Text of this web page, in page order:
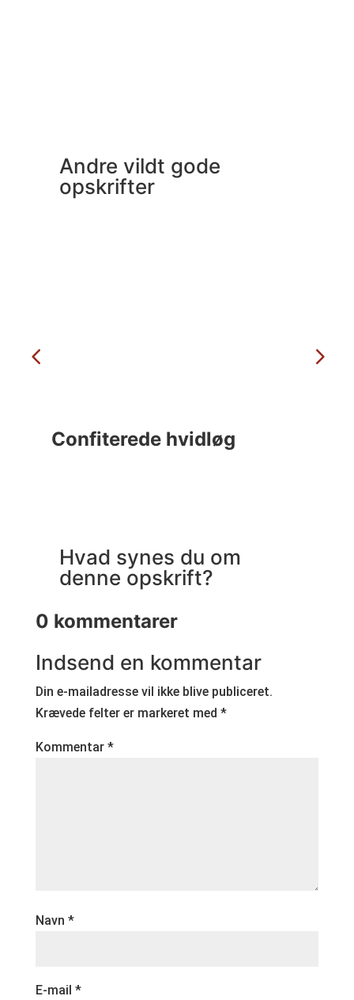
Andre vildt gode
opskrifter
Confiterede hvidløg
Hvad synes du om
denne opskrift?
0 kommentarer
Indsend en kommentar
Din e-mailadresse vil ikke blive publiceret.
Krævede felter er markeret med *
Kommentar *
Navn *
E-mail *